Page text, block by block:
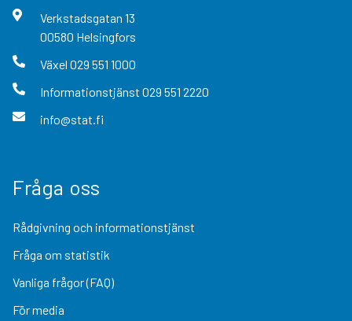
Verkstadsgatan 13
00580 Helsingfors
Växel 029 551 1000
Informationstjänst 029 551 2220
info@stat.fi
Fråga oss
Rådgivning och informationstjänst
Fråga om statistik
Vanliga frågor (FAQ)
För media